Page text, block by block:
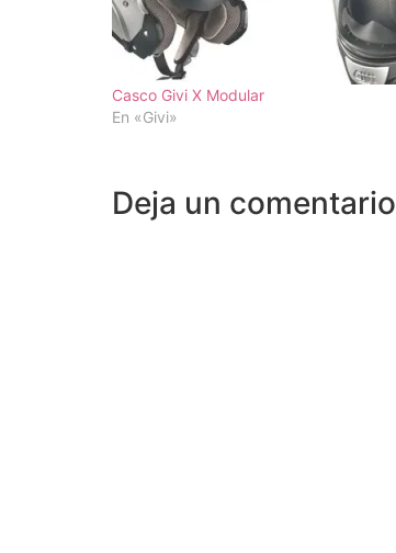
Casco Givi X Modular
En «Givi»
Deja un comentario